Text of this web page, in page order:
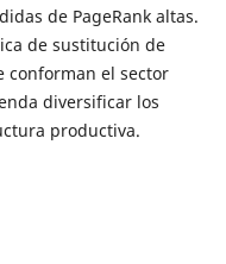
de PageRank altas.
de sustitución de
conforman el sector
diversificar los
productiva.